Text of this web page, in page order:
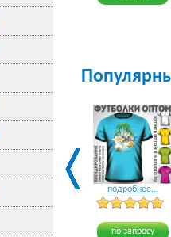
подробнее...
по запросу